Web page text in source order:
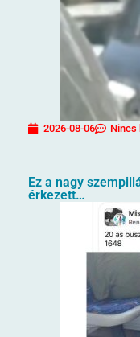
2026-08-06 Nincs
Ez a nagy
érkezett…